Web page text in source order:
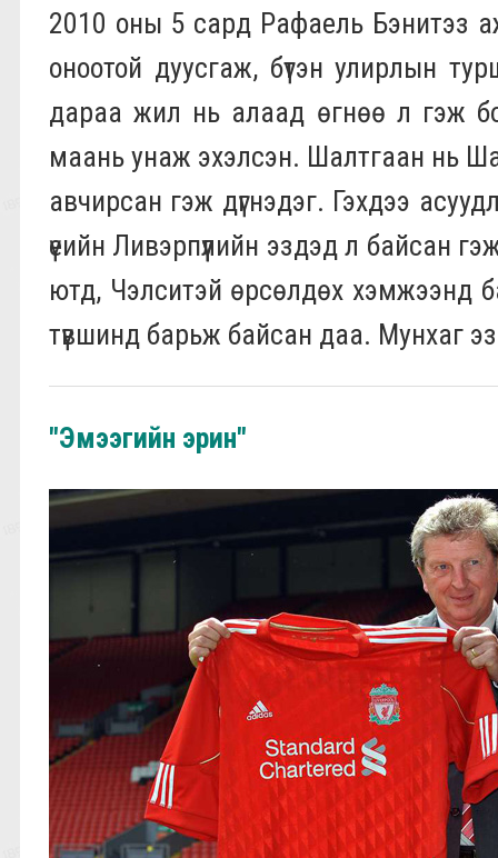
2010 оны 5 сард Рафаель Бэнитэз
оноотой дуусгаж, бүтэн улирлын
дараа жил нь алаад өгнөө л гэж
маань унаж эхэлсэн. Шалтгаан нь
авчирсан гэж дүгнэдэг. Гэхдээ
үеийн Ливэрпүүлийн эздэд л байсан
ютд, Чэлситэй өрсөлдөх хэмжээнд
түвшинд барьж байсан даа. Мунхаг
"Эмээгийн эрин"